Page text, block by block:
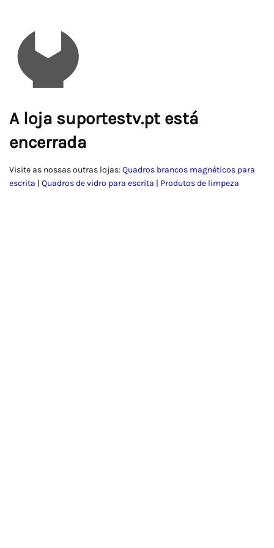
A loja suportestv.pt está
encerrada
Visite as nossas outras lojas:Quadros brancos magnéticos para
escrita | Quadros de vidro para escrita | Produtos de limpeza